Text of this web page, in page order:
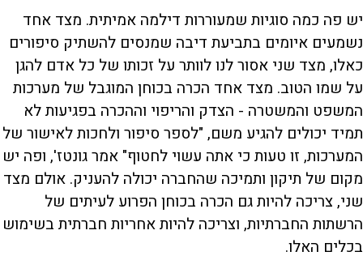
יש פה כמה סוגיות שמעוררות דילמה אמיתית. מצד אחד
נשמעים איומים בתביעת דיבה שמנסים להשתיק סיפורים
כאלו, מצד שני אסור לנו לוותר על זכותו של כל אדם להגן
על שמו הטוב. מצד אחד הכרה בכוחן המוגבל של מערכות
המשפט והמשטרה - הצדק והריפוי וההכרה בפגיעות לא
תמיד יכולים להגיע משם, "לספר סיפור ולחכות לאישור של
המערכות, זו טעות כי אתה עשוי לחטוף" אמר גונטז', ופה יש
מקום של תיקון ותמיכה שהחברה יכולה להעניק. אולם מצד
שני, צריכה להיות גם הכרה בכוחן הפרוע לעיתים של
הרשתות החברתיות, וצריכה להיות אחריות חברתית בשימוש
בכלים האלו.